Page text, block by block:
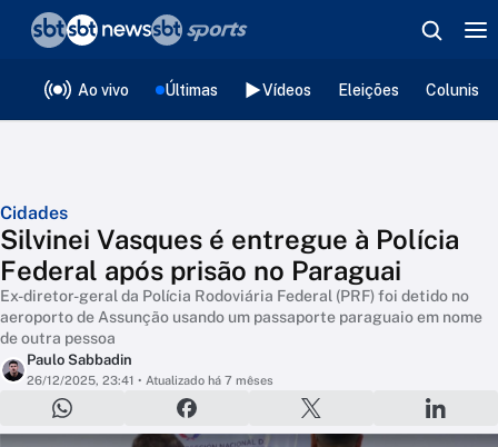
Ao vivo Últimas Vídeos Eleições
Cidades
Silvinei Vasques é entregue à Polícia
Federal após prisão no Paraguai
Ex-diretor-geral da Polícia Rodoviária Federal (PRF) foi detido no
aeroporto de Assunção usando um passaporte paraguaio em nome
de outra pessoa
Paulo Sabbadin
26/12/2025, 23:41 • Atualizado há 7 mêses
❮voltar
Editorias